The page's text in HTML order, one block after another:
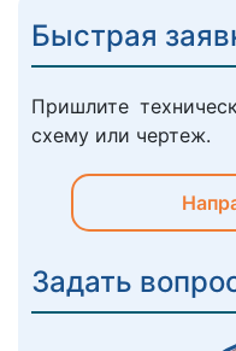
Быстрая
Пришлите
схему или чертеж.
Задать